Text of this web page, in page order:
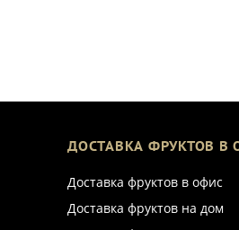
ДОСТАВКА ФРУКТОВ В
Доставка фруктов в офис
Доставка фруктов на дом